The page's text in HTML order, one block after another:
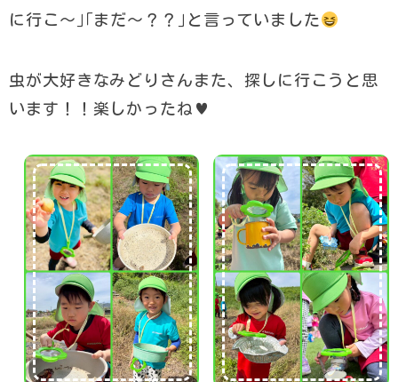
に行こ～｣｢まだ～？？｣と言っていました
虫が大好きなみどりさんまた、探しに行こうと思
います！！楽しかったね♥️